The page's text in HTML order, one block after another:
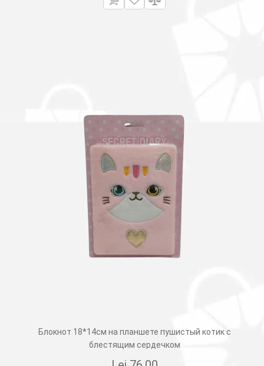
Блокнот 18*14см на планшете пушистый котик с
блестящим сердечком